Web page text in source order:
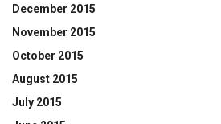
December 2015
November 2015
October 2015
August 2015
July 2015